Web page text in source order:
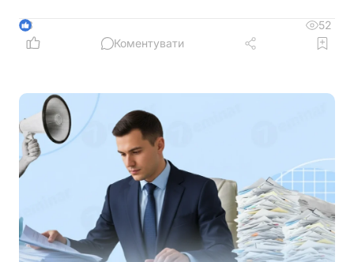
праці педагогів, яка передбачає нові посадові
оклади та поступовий перехід від Єдиної тарифної
3
52
Коментувати